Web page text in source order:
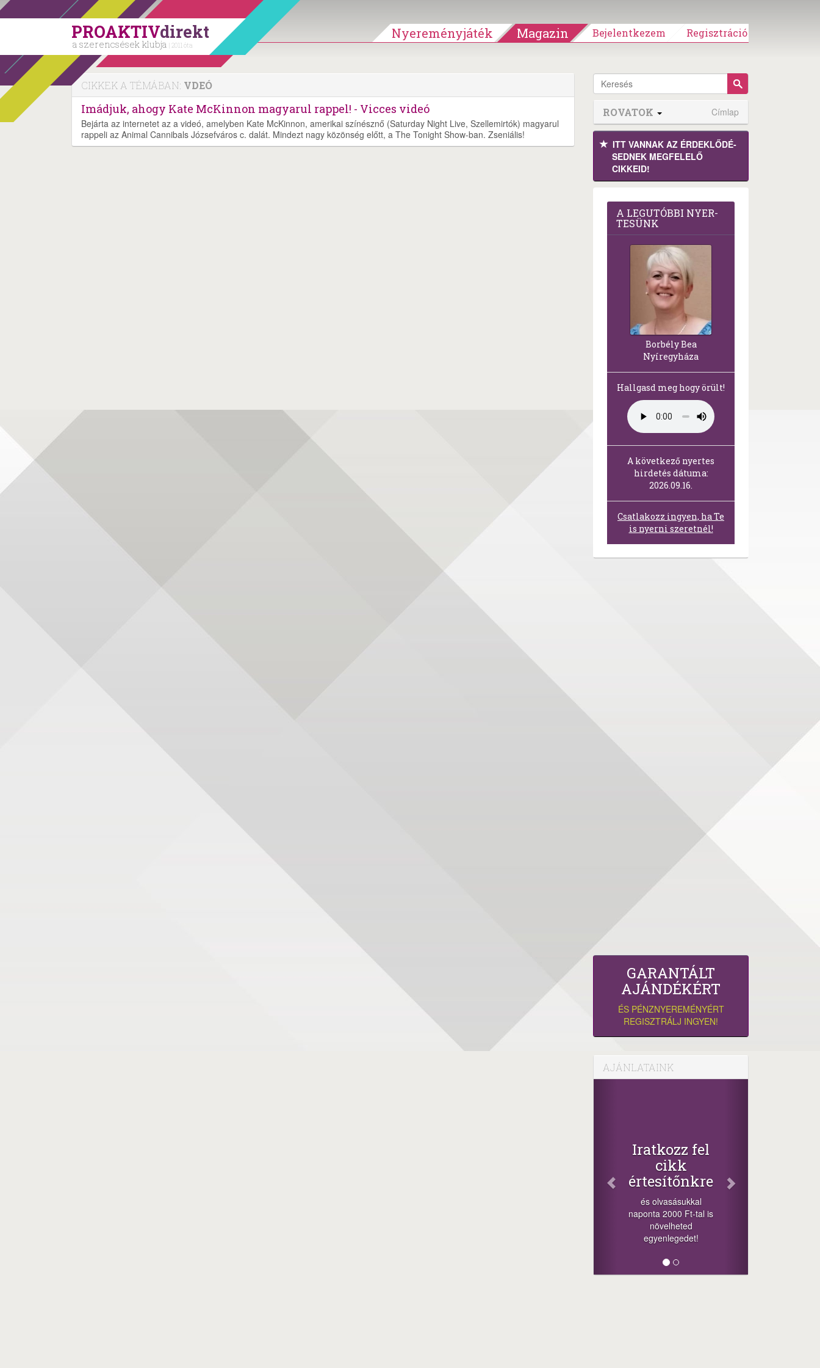
PROAKTIVdirekt
a szerencsések klubja | 2011 óta
Nyereményjáték Magazin Bejelentkezem Regisztráció
CIKKEK A TÉMÁBAN: VDEÓ
Imádjuk, ahogy Kate McKinnon magyarul rappel! - Vicces videó
Bejárta az internetet az a videó, amelyben Kate McKinnon, amerikai színésznő (Saturday Night Live, Szellemirtók) magyarul
rappeli az Animal Cannibals Józsefváros c. dalát. Mindezt nagy közönség előtt, a The Tonight Show-ban. Zseniális!
ROVATOK Címlap
ITT VANNAK AZ ÉRDEK­LŐDÉ­
SEDNEK MEGFE­LELŐ
CIKKEID!
A LEG­U­TÓB­BI NYER­
TE­SÜNK
Borbély Bea
Nyíregyháza
Hallgasd meg hogy örült!
A következő nyertes
hirdetés dátuma:
2026.09.16.
Csatlakozz ingyen, ha Te
is nyerni szeretnél!
GARANTÁLT
AJÁNDÉKÉRT
ÉS PÉNZNYEREMÉNYÉRT
REGISZTRÁLJ INGYEN!
AJÁNLATAINK
Iratkozz fel
cikk
értesítőnkre
és olvasásukkal
naponta 2000 Ft-tal is
növelheted
egyenlegedet!